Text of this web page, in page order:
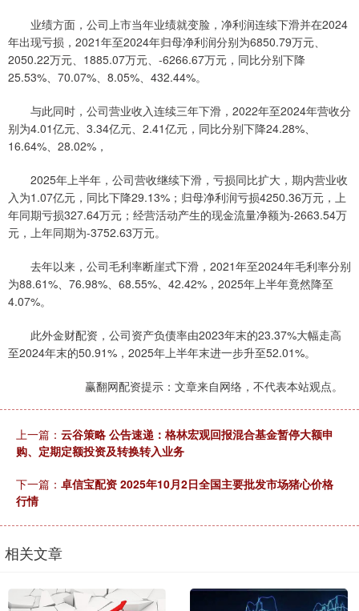
业绩方面，公司上市当年业绩就变脸，净利润连续下滑并在2024
年出现亏损，2021年至2024年归母净利润分别为6850.79万元、
2050.22万元、1885.07万元、-6266.67万元，同比分别下降
25.53%、70.07%、8.05%、432.44%。
与此同时，公司营业收入连续三年下滑，2022年至2024年营收分
别为4.01亿元、3.34亿元、2.41亿元，同比分别下降24.28%、
16.64%、28.02%，
2025年上半年，公司营收继续下滑，亏损同比扩大，期内营业收
入为1.07亿元，同比下降29.13%；归母净利润亏损4250.36万元，上
年同期亏损327.64万元；经营活动产生的现金流量净额为-2663.54万
元，上年同期为-3752.63万元。
去年以来，公司毛利率断崖式下滑，2021年至2024年毛利率分别
为88.61%、76.98%、68.55%、42.42%，2025年上半年竟然降至
4.07%。
此外金财配资，公司资产负债率由2023年末的23.37%大幅走高
至2024年末的50.91%，2025年上半年末进一步升至52.01%。
赢翻网配资提示：文章来自网络，不代表本站观点。
上一篇： 云谷策略 公告速递：格林宏观回报混合基金暂停大额申
购、定期定额投资及转换转入业务
下一篇： 卓信宝配资 2025年10月2日全国主要批发市场猪心价格
行情
相关文章